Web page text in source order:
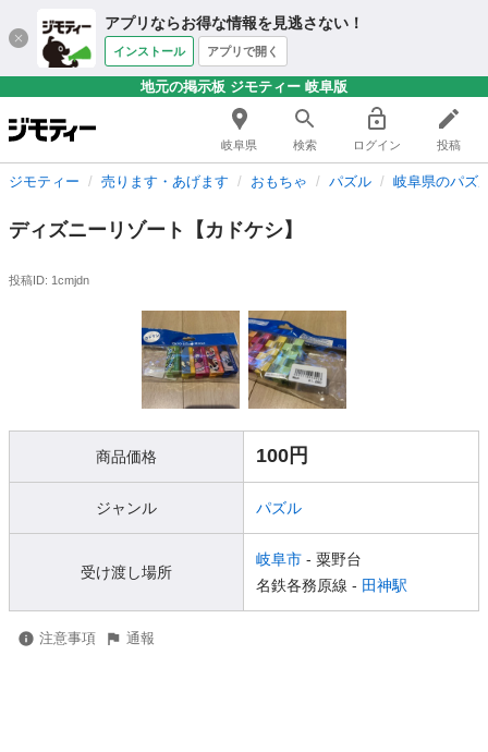
アプリならお得な情報を見逃さない！
インストール アプリで開く
地元の掲示板 ジモティー 岐阜版
岐阜県 検索 ログイン 投稿
ジモティー 売ります・あげます おもちゃ パズル 岐阜県のパズ
ディズニーリゾート【カドケシ】
投稿ID: 1cmjdn
商品価格 100円
ジャンル パズル
受け渡し場所
岐阜市 - 粟野台
名鉄各務原線 - 田神駅
注意事項 通報